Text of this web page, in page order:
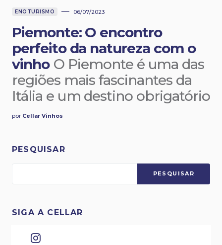
ENOTURISMO 06/07/2023
Piemonte: O encontro
perfeito da natureza com o
vinho O Piemonte é uma das
regiões mais fascinantes da
Itália e um destino obrigatório
por Cellar Vinhos
PESQUISAR
PESQUISAR
SIGA A CELLAR